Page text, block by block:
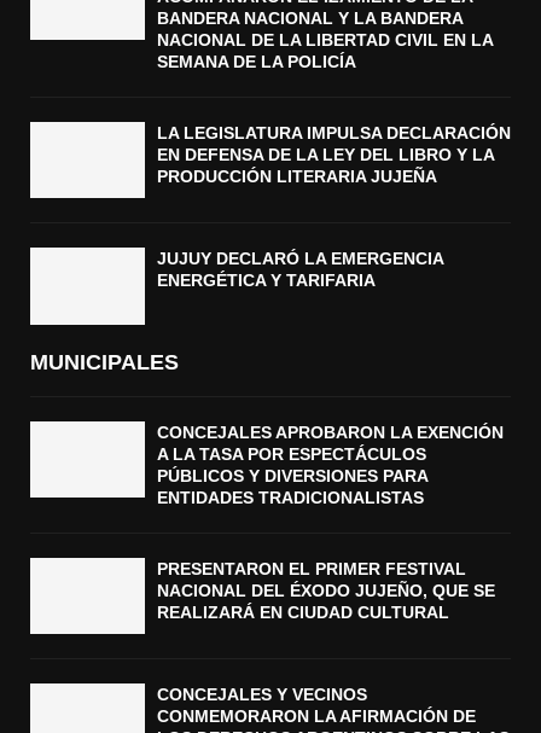
BANDERA NACIONAL Y LA BANDERA
NACIONAL DE LA LIBERTAD CIVIL EN LA
SEMANA DE LA POLICÍA
LA LEGISLATURA IMPULSA DECLARACIÓN
EN DEFENSA DE LA LEY DEL LIBRO Y LA
PRODUCCIÓN LITERARIA JUJEÑA
JUJUY DECLARÓ LA EMERGENCIA
ENERGÉTICA Y TARIFARIA
MUNICIPALES
CONCEJALES APROBARON LA EXENCIÓN
A LA TASA POR ESPECTÁCULOS
PÚBLICOS Y DIVERSIONES PARA
ENTIDADES TRADICIONALISTAS
PRESENTARON EL PRIMER FESTIVAL
NACIONAL DEL ÉXODO JUJEÑO, QUE SE
REALIZARÁ EN CIUDAD CULTURAL
CONCEJALES Y VECINOS
CONMEMORARON LA AFIRMACIÓN DE